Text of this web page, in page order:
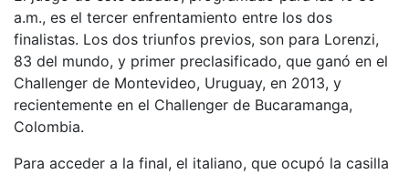
a.m., es el tercer enfrentamiento entre los dos
finalistas. Los dos triunfos previos, son para Lorenzi,
83 del mundo, y primer preclasificado, que ganó en el
Challenger de Montevideo, Uruguay, en 2013, y
recientemente en el Challenger de Bucaramanga,
Colombia.
Para acceder a la final, el italiano, que ocupó la casilla